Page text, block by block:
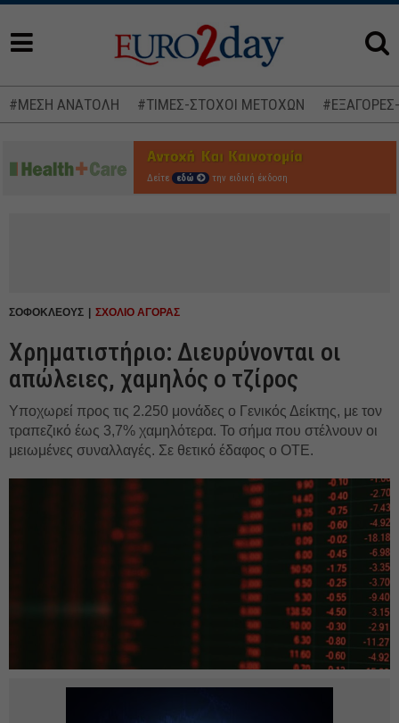
#ΜΕΣΗ ΑΝΑΤΟΛΗ #ΤΙΜΕΣ-ΣΤΟΧΟΙ ΜΕΤΟΧΩΝ
Δείτε εδώ την ειδική έκδοση
ΣΟΦΟΚΛΕΟΥΣ ΣΧΟΛΙΟ ΑΓΟΡΑΣ
Χρηματιστήριο: Διευρύνονται οι
απώλειες, χαμηλός ο τζίρος
Υποχωρεί προς τις 2.250 μονάδες ο Γενικός Δείκτης, με τον
τραπεζικό έως 3,7% χαμηλότερα. Το σήμα που στέλνουν οι
μειωμένες συναλλαγές. Σε θετικό έδαφος ο ΟΤΕ.